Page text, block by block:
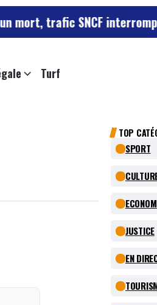
SNCF interrompu après un
Turf
TOP
SPORT
JUSTICE
EN